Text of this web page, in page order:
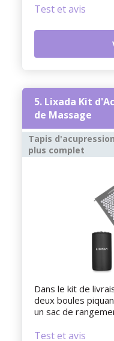
Test et avis
5. Lixada Kit
de Massage
Tapis
plus complet
Dans le kit de
deux boules
un sac de
Test et avis